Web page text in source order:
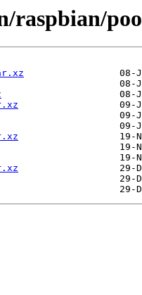
raspbian/